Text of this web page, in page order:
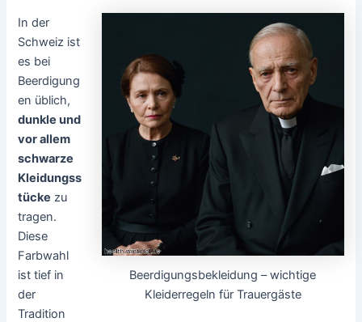
Beerdigungsbekleidung – wichtige
Kleiderregeln für Trauergäste
In der
Schweiz ist
es bei
Beerdigung
en üblich,
dunkle und
vor allem
schwarze
Kleidungss
tücke zu
tragen.
Diese
Farbwahl
ist tief in
der
Tradition